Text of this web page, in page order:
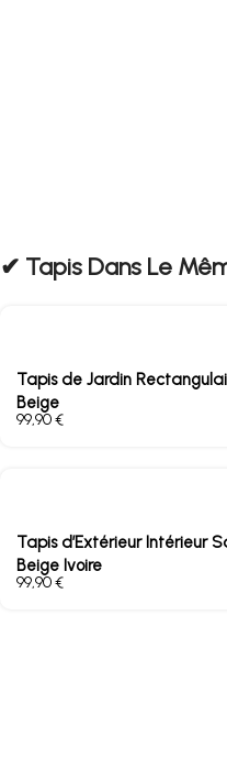
✔︎ Tapis Dans Le
Tapis de Jardin
Beige
€
Tapis d’Extérieur Intérieur
Beige Ivoire
€